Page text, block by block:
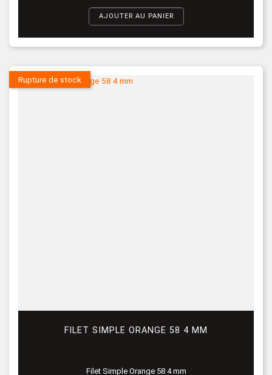
AJOUTER AU PANIER
FILET SIMPLE ORANGE 58 4 MM
Filet Simple Orange 58 4 mm
Rupture de stock